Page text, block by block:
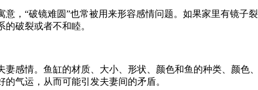
意，“破镜难圆”也常被用来形容感情问题。如果家里有镜
破裂或者不和睦。
妻感情。鱼缸的材质、大小、形状、颜色和鱼的种类、颜色
气运，从而可能引发夫妻间的矛盾。